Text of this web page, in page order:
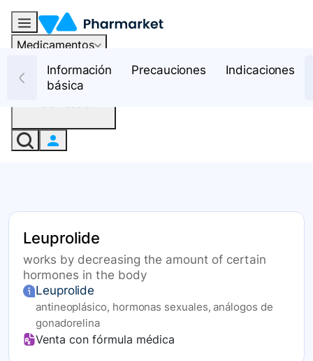
Medicamentos
RecursosInformación
básica
Precauciones Indicaciones
Leuprolide
works by decreasing the amount of certain
hormones in the body
Leuprolide
antineoplásico, hormonas sexuales, análogos de
gonadorelina
Venta con fórmula médica